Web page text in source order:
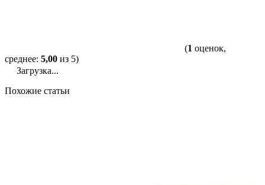
(1 оценок,
среднее: 5,00 из 5)
Загрузка...
Похожие статьи